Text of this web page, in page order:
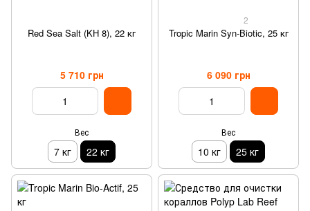
Red Sea Salt (KH 8), 22 кг
5 710 грн
Вес
7 кг 22 кг
2
Tropic Marin Syn-Biotic, 25 кг
6 090 грн
Вес
10 кг 25 кг